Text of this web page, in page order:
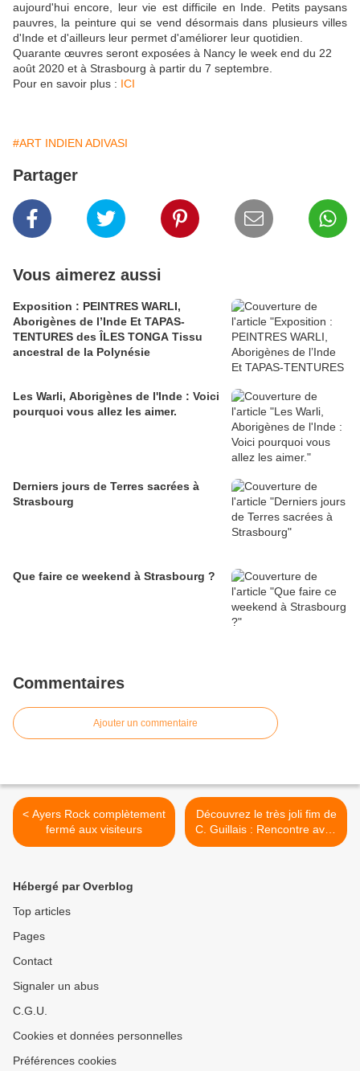
aujourd'hui encore, leur vie est difficile en Inde. Petits paysans
pauvres, la peinture qui se vend désormais dans plusieurs villes
d'Inde et d'ailleurs leur permet d'améliorer leur quotidien.
Quarante œuvres seront exposées à Nancy le week end du 22
août 2020 et à Strasbourg à partir du 7 septembre.
Pour en savoir plus : ICI
#ART INDIEN ADIVASI
Partager
Vous aimerez aussi
Exposition : PEINTRES WARLI,
Aborigènes de l’Inde Et TAPAS-
TENTURES des ÎLES TONGA Tissu
ancestral de la Polynésie
Les Warli, Aborigènes de l'Inde : Voici
pourquoi vous allez les aimer.
Derniers jours de Terres sacrées à
Strasbourg
Que faire ce weekend à Strasbourg ?
Commentaires
Ajouter un commentaire
< Ayers Rock complètement
fermé aux visiteurs
Découvrez le très joli fim de
C. Guillais : Rencontre avec
le peuple warli. >
Hébergé par Overblog
Top articles
Pages
Contact
Signaler un abus
C.G.U.
Cookies et données personnelles
Préférences cookies